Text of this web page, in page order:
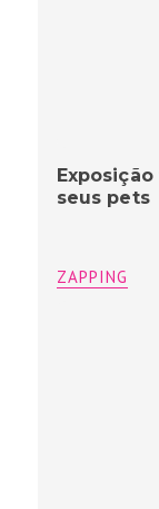
seus pets
ZAPPING